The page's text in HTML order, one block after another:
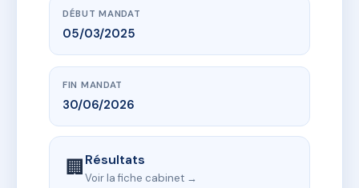
DÉBUT MANDAT
05/03/2025
FIN MANDAT
30/06/2026
🏢Résultats
Voir la fiche cabinet →